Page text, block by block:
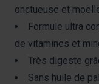
onctueuse et
Formule ultra
de vitamines et
Très digeste
Sans huile de